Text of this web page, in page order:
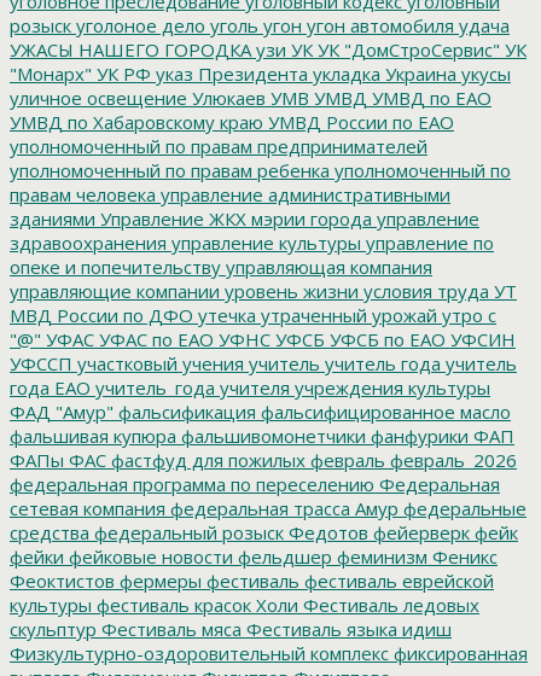
розыск уголоное дело уголь угон угон автомобиля удача
УЖАСЫ НАШЕГО ГОРОДКА узи УК УК "ДомСтроСервис" УК
"Монарх" УК РФ указ Президента укладка Украина укусы
уличное освещение Улюкаев УМВ УМВД УМВД по ЕАО
УМВД по Хабаровскому краю УМВД России по ЕАО
уполномоченный по правам предпринимателей
уполномоченный по правам ребенка уполномоченный по
правам человека управление административными
зданиями Управление ЖКХ мэрии города управление
здравоохранения управление культуры управление по
опеке и попечительству управляющая компания
управляющие компании уровень жизни условия труда УТ
МВД России по ДФО утечка утраченный урожай утро с
"@" УФАС УФАС по ЕАО УФНС УФСБ УФСБ по ЕАО УФСИН
УФССП участковый учения учитель учитель года учитель
года ЕАО учитель_года учителя учреждения культуры
ФАД "Амур" фальсификация фальсифицированное масло
фальшивая купюра фальшивомонетчики фанфурики ФАП
ФАПы ФАС фастфуд для пожилых февраль февраль_2026
федеральная программа по переселению Федеральная
сетевая компания федеральная трасса Амур федеральные
средства федеральный розыск Федотов фейерверк фейк
фейки фейковые новости фельдшер феминизм Феникс
Феоктистов фермеры фестиваль фестиваль еврейской
культуры фестиваль красок Холи Фестиваль ледовых
скульптур Фестиваль мяса Фестиваль языка идиш
Физкультурно-оздоровительный комплекс фиксированная